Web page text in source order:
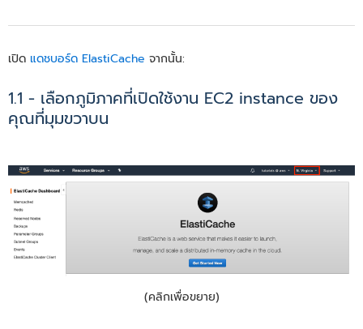
เปิด แดชบอร์ด ElastiCache จากนั้น:
1.1 - เลือกภูมิภาคที่เปิดใช้งาน EC2 instance ของ
คุณที่มุมขวาบน
(คลิกเพื่อขยาย)